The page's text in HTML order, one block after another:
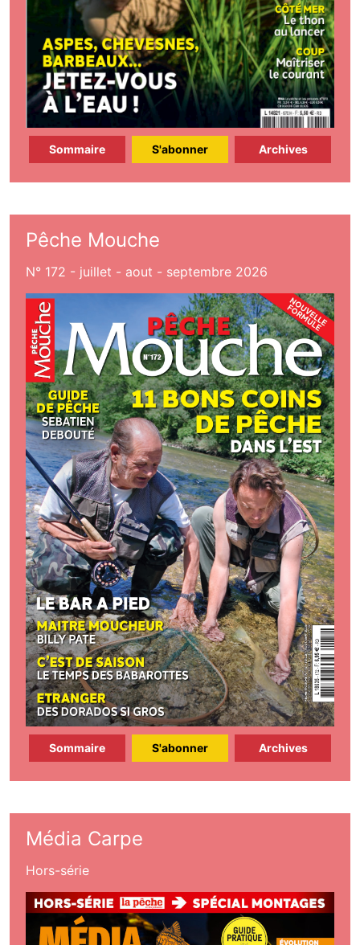
Sommaire S'abonner Archives
Pêche Mouche
N° 172 - juillet - aout - septembre 2026
Sommaire S'abonner Archives
Média Carpe
Hors-série